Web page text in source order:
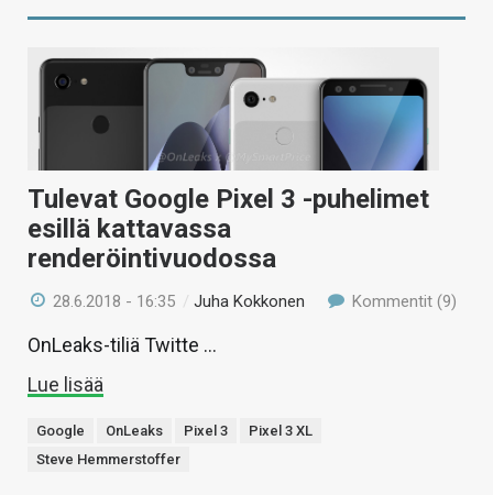
Tulevat Google Pixel 3 -puhelimet
esillä kattavassa
renderöintivuodossa
28.6.2018 - 16:35 /Juha Kokkonen Kommentit (9)
OnLeaks-tiliä Twitte …
Lue lisää
Google OnLeaks Pixel 3
Pixel 3 XL
Steve Hemmerstoffer